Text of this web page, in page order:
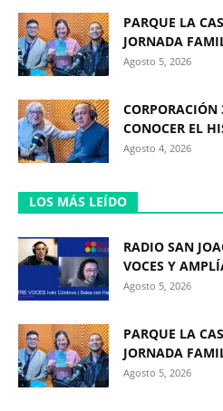
PARQUE LA
JORNADA
Agosto 5, 2026
CONOCER EL
Agosto 4, 2026
LOS MÁS LEÍDO
RADIO SAN
VOCES Y
Agosto 5, 2026
PARQUE LA
JORNADA
Agosto 5, 2026